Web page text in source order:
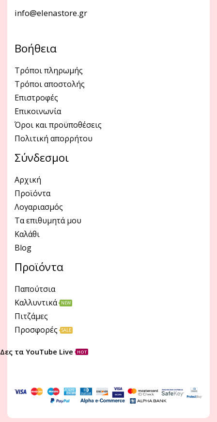
info@elenastore.gr
Βοήθεια
Τρόποι πληρωμής
Τρόποι αποστολής
Επιστροφές
Επικοινωνία
Όροι και προϋποθέσεις
Πολιτική απορρήτου
Σύνδεσμοι
Αρχική
Προϊόντα
Λογαριασμός
Τα επιθυμητά μου
Καλάθι
Blog
Προϊόντα
Παπούτσια
Καλλυντικά
NEW
Πιτζάμες
Προσφορές
SALE
Δες τα YouTube Live HOT